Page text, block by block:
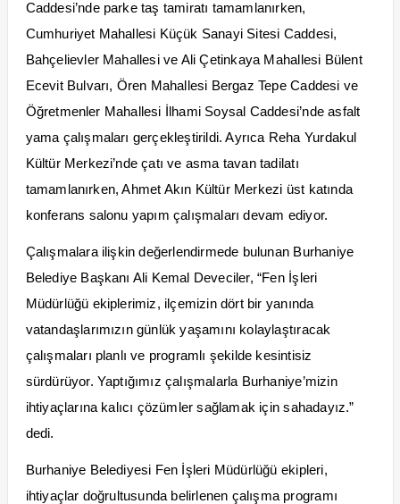
Caddesi’nde parke taş tamiratı tamamlanırken,
Cumhuriyet Mahallesi Küçük Sanayi Sitesi Caddesi,
Bahçelievler Mahallesi ve Ali Çetinkaya Mahallesi Bülent
Ecevit Bulvarı, Ören Mahallesi Bergaz Tepe Caddesi ve
Öğretmenler Mahallesi İlhami Soysal Caddesi’nde asfalt
yama çalışmaları gerçekleştirildi. Ayrıca Reha Yurdakul
Kültür Merkezi’nde çatı ve asma tavan tadilatı
tamamlanırken, Ahmet Akın Kültür Merkezi üst katında
konferans salonu yapım çalışmaları devam ediyor.
Çalışmalara ilişkin değerlendirmede bulunan Burhaniye
Belediye Başkanı Ali Kemal Deveciler, “Fen İşleri
Müdürlüğü ekiplerimiz, ilçemizin dört bir yanında
vatandaşlarımızın günlük yaşamını kolaylaştıracak
çalışmaları planlı ve programlı şekilde kesintisiz
sürdürüyor. Yaptığımız çalışmalarla Burhaniye’mizin
ihtiyaçlarına kalıcı çözümler sağlamak için sahadayız.”
dedi.
Burhaniye Belediyesi Fen İşleri Müdürlüğü ekipleri,
ihtiyaçlar doğrultusunda belirlenen çalışma programı